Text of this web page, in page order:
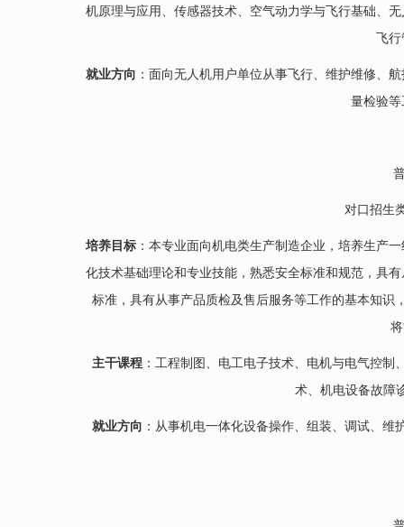
机原理与应用、传感器技术、空气动力学与飞行基础、
飞
就业方向 ：面向无人机用户单位从事飞行、维护维修、
量检验
对口招生
培养目标 ：本专业面向机电类生产制造企业，培养生产
化技术基础理论和专业技能，熟悉安全标准和规范，具
标准，具有从事产品质检及售后服务等工作的基本知
主干课程 ：工程制图、电工电子技术、电机与电气控
术、机电设备故障
就业方向 ：从事机电一体化设备操作、组装、调试、